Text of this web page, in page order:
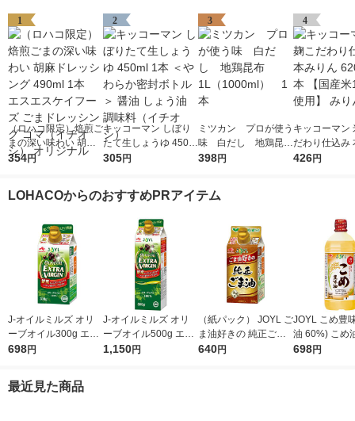
1
（ロハコ限定）焙煎ご
まの深い味わい 胡麻
ドレッシング 490ml 1
ゴマ（イチオシ） オ
354円
2
キッコーマン しぼり
たて生しょうゆ 450m
l 1本 ＜やわらか密封
シ）
305円
3
ミツカン プロが使う
味 白だし 地鶏昆
布 1L（1000ml）
398円
4
キッコーマン
だわり仕込み
ん 620ml 1本
426円
LOHACOからのおすすめPRアイテム
J-オイルミルズ オリ
ーブオイル300g エキ
ストラバージン スペ
L
698円
J-オイルミルズ オリ
ーブオイル500g エキ
ストラバージン スペ
1,150円
（紙パック） JOYL ご
ま油好きの 純正ごま
油 300g 1本 味の素 J-
640円
JOYL こめ豊
油 60%) こめ油 ブレ
ンド 味の素
698円
最近見た商品